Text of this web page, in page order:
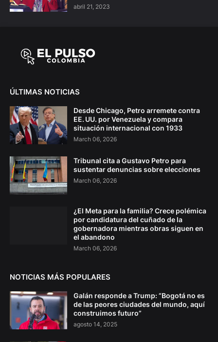
abril 21, 2023
ÚLTIMAS NOTICIAS
Desde Chicago, Petro arremete contra
EE. UU. por Venezuela y compara
situación internacional con 1933
March 06, 2026
Tribunal cita a Gustavo Petro para
sustentar denuncias sobre elecciones
March 06, 2026
¿El Meta para la familia? Crece polémica
por candidatura del cuñado de la
gobernadora mientras obras siguen en
el abandono
March 06, 2026
NOTICIAS MÁS POPULARES
Galán responde a Trump: “Bogotá no es
de las peores ciudades del mundo, aquí
construimos futuro”
agosto 14, 2025